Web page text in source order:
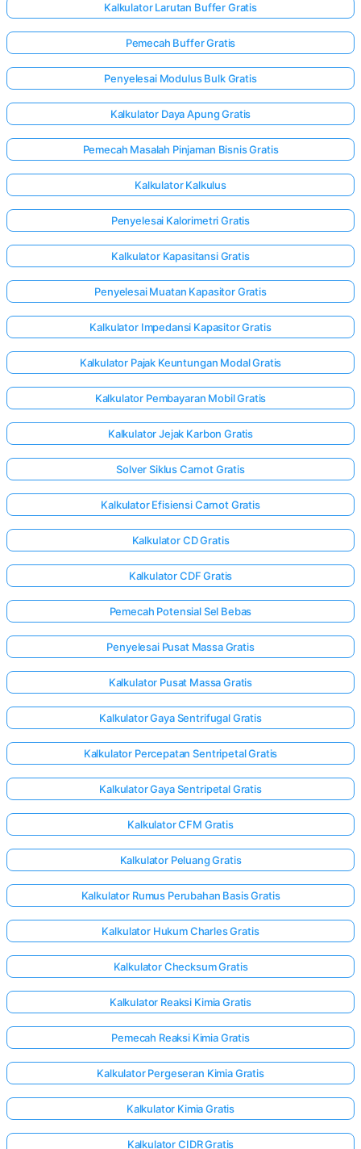
Kalkulator Larutan Buffer Gratis
Pemecah Buffer Gratis
Penyelesai Modulus Bulk Gratis
Kalkulator Daya Apung Gratis
Pemecah Masalah Pinjaman Bisnis Gratis
Kalkulator Kalkulus
Penyelesai Kalorimetri Gratis
Kalkulator Kapasitansi Gratis
Penyelesai Muatan Kapasitor Gratis
Kalkulator Impedansi Kapasitor Gratis
Kalkulator Pajak Keuntungan Modal Gratis
Kalkulator Pembayaran Mobil Gratis
Kalkulator Jejak Karbon Gratis
Solver Siklus Carnot Gratis
Kalkulator Efisiensi Carnot Gratis
Kalkulator CD Gratis
Kalkulator CDF Gratis
Pemecah Potensial Sel Bebas
Penyelesai Pusat Massa Gratis
Kalkulator Pusat Massa Gratis
Kalkulator Gaya Sentrifugal Gratis
Kalkulator Percepatan Sentripetal Gratis
Kalkulator Gaya Sentripetal Gratis
Kalkulator CFM Gratis
Kalkulator Peluang Gratis
Kalkulator Rumus Perubahan Basis Gratis
Kalkulator Hukum Charles Gratis
Kalkulator Checksum Gratis
Kalkulator Reaksi Kimia Gratis
Pemecah Reaksi Kimia Gratis
Kalkulator Pergeseran Kimia Gratis
Kalkulator Kimia Gratis
Kalkulator CIDR Gratis